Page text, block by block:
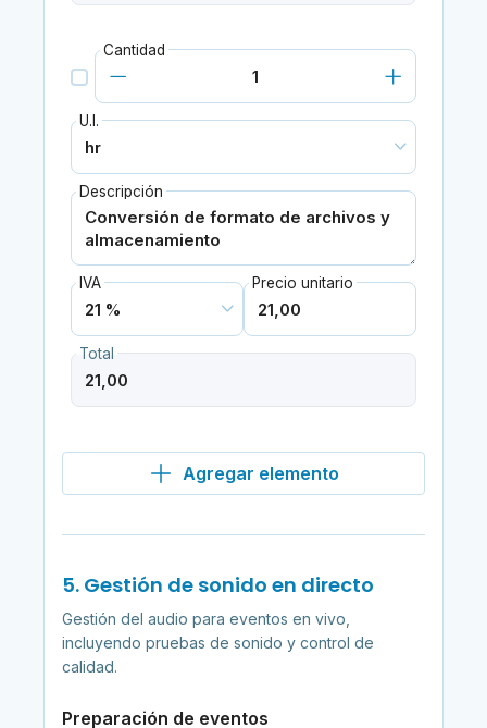
Cantidad
U.I.
Descripción
IVA Precio unitario
Total
Agregar elemento
5. Gestión de sonido en directo
Gestión del audio para eventos en vivo,
incluyendo pruebas de sonido y control de
calidad.
Preparación de eventos